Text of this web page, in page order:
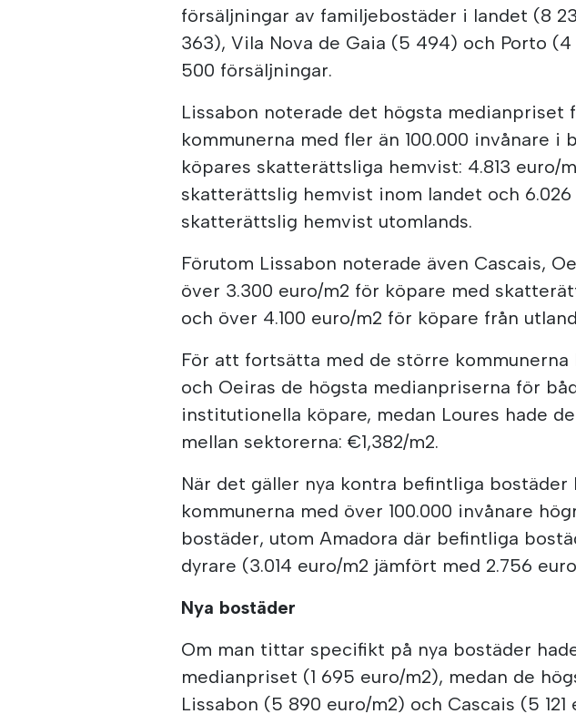
försäljningar av familjebostäder i landet (8
363), Vila Nova de Gaia (5 494) och Porto
500 försäljningar.
Lissabon noterade det högsta medianpriset
kommunerna med fler än 100.000 invånare i
köpares skatterättsliga hemvist: 4.813 euro/
skatterättslig hemvist inom landet och
skatterättslig hemvist utomlands.
Förutom Lissabon noterade även Cascais,
över 3.300 euro/m2 för köpare med
och över 4.100 euro/m2 för köpare från
För att fortsätta med de större kommunerna
och Oeiras de högsta medianpriserna för
institutionella köpare, medan Loures hade
mellan sektorerna: €1,382/m2.
När det gäller nya kontra befintliga bostäder
kommunerna med över 100.000 invånare
bostäder, utom Amadora där befintliga
dyrare (3.014 euro/m2 jämfört med 2.756
Nya bostäder
Om man tittar specifikt på nya bostäder
medianpriset (1 695 euro/m2), medan de
Lissabon (5 890 euro/m2) och Cascais (5